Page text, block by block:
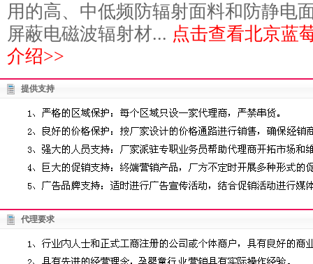
用的高、中低频防辐射面料和防静电
屏蔽电磁波辐射材... 点击查看北京蓝
介绍>>
提供支持
代理要求